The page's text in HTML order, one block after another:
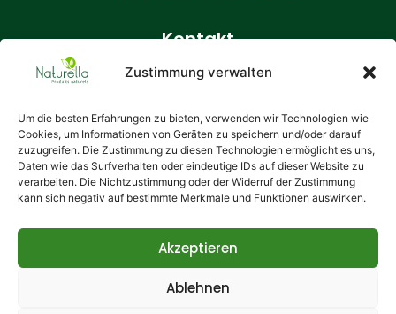
Zustimmung verwalten
Um die besten Erfahrungen zu bieten, verwenden wir Technologien wie
Cookies, um Informationen von Geräten zu speichern und/oder darauf
zuzugreifen. Die Zustimmung zu diesen Technologien ermöglicht es uns,
Daten wie das Surfverhalten oder eindeutige IDs auf dieser Website zu
verarbeiten. Die Nichtzustimmung oder der Widerruf der Zustimmung
kann sich negativ auf bestimmte Merkmale und Funktionen auswirken.
Akzeptieren
Ablehnen
Kontakt
info@naturella.ch
https://www.naturella.ch
Zusätzliche Informationen
Wer ist Naturella?
Allgemeine Bedingungen
Ihre Daten
Cookie-Richtlinie